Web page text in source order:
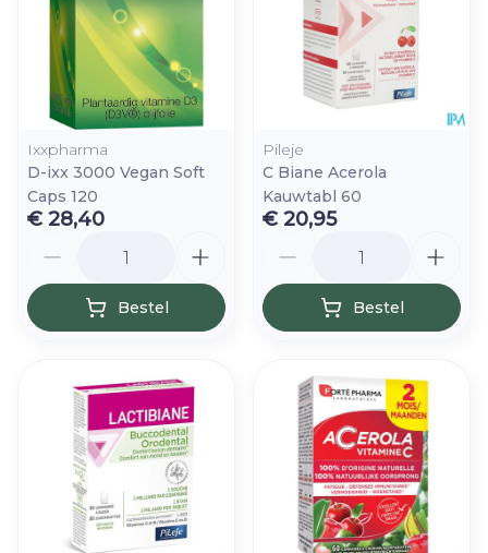
Ixxpharma
D-ixx 3000 Vegan Soft
Caps 120
€ 28,40
Bestel
Pileje
C Biane Acerola
Kauwtabl 60
€ 20,95
Bestel